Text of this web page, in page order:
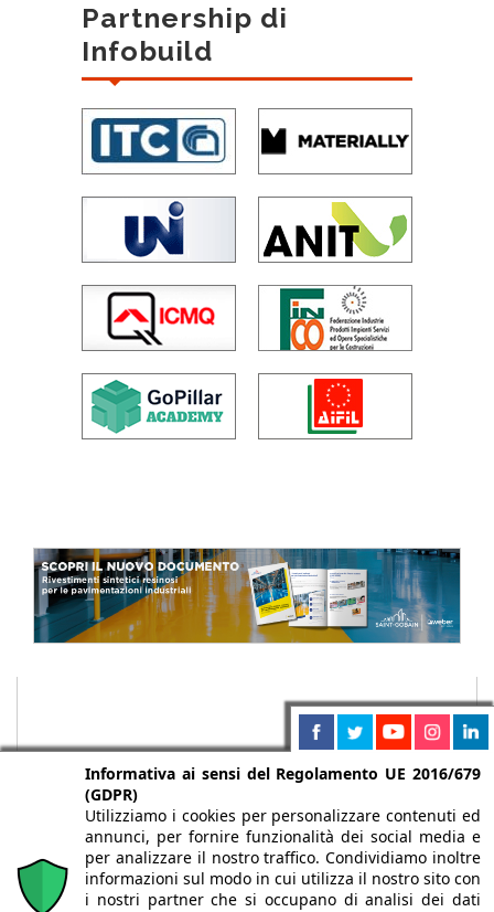
Partnership di
Infobuild
Informativa ai sensi del Regolamento UE 2016/679
(GDPR)
Utilizziamo i cookies per personalizzare contenuti ed
annunci, per fornire funzionalità dei social media e
per analizzare il nostro traffico. Condividiamo inoltre
informazioni sul modo in cui utilizza il nostro sito con
i nostri partner che si occupano di analisi dei dati